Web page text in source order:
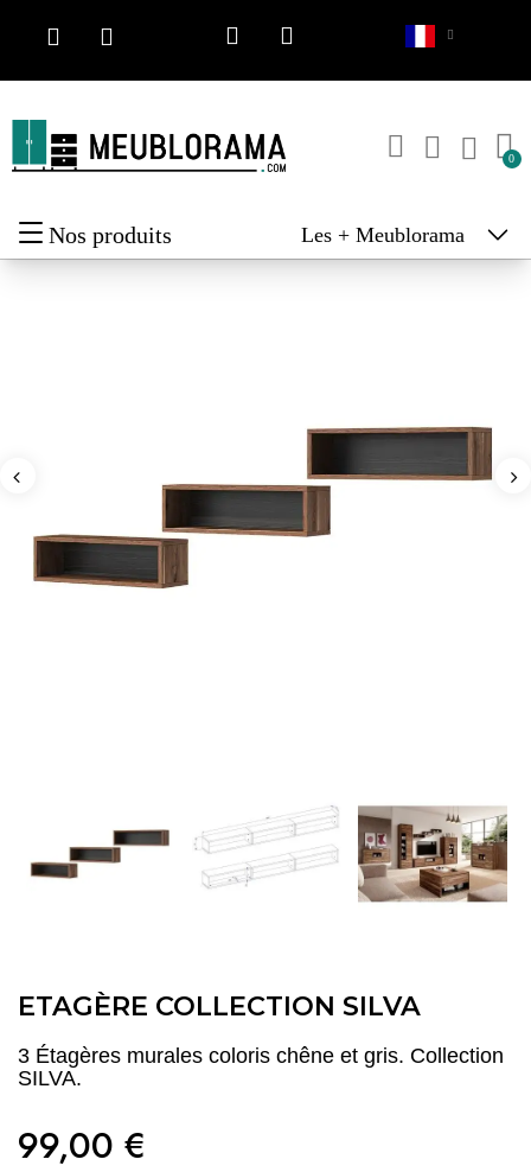
Nos produits Les + Meublorama
ETAGÈRE COLLECTION SILVA
3 Étagères murales coloris chêne et gris. Collection
SILVA.
99,00 €